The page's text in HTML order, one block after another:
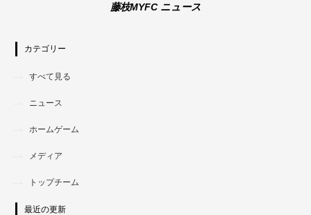
藤枝MYFC ニュース
カテゴリー
すべて見る
ニュース
ホームゲーム
メディア
トップチーム
最近の更新